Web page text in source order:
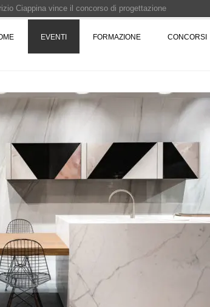
EVENTI FORMAZIONE CONCORSI
Ciappina vince il concorso di progettazione
Concorso di progettazione a procedura aperta due fasi
se il cantiere è fermo - La pronuncia della Corte di